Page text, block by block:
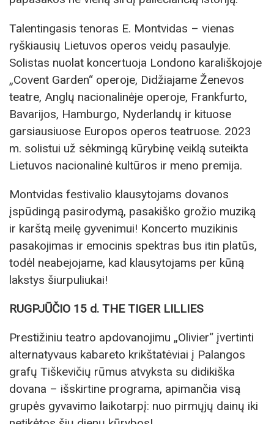
Talentingasis tenoras E. Montvidas – vienas
ryškiausių Lietuvos operos veidų pasaulyje.
Solistas nuolat koncertuoja Londono karališkojoje
„Covent Garden“ operoje, Didžiajame Ženevos
teatre, Anglų nacionalinėje operoje, Frankfurto,
Bavarijos, Hamburgo, Nyderlandų ir kituose
garsiausiuose Europos operos teatruose. 2023
m. solistui už sėkmingą kūrybinę veiklą suteikta
Lietuvos nacionalinė kultūros ir meno premija.
Montvidas festivalio klausytojams dovanos
įspūdingą pasirodymą, pasakiško grožio muziką
ir karštą meilę gyvenimui! Koncerto muzikinis
pasakojimas ir emocinis spektras bus itin platūs,
todėl neabejojame, kad klausytojams per kūną
lakstys šiurpuliukai!
RUGPJŪČIO 15 d. THE TIGER LILLIES
Prestižiniu teatro apdovanojimu „Olivier“ įvertinti
alternatyvaus kabareto krikštatėviai į Palangos
grafų Tiškevičių rūmus atvyksta su didikiška
dovana – išskirtine programa, apimančia visą
grupės gyvavimo laikotarpį: nuo pirmųjų dainų iki